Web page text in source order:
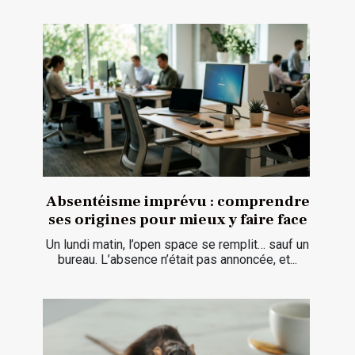
Absentéisme imprévu : comprendre
ses origines pour mieux y faire face
Un lundi matin, l’open space se remplit… sauf un
bureau. L’absence n’était pas annoncée, et...